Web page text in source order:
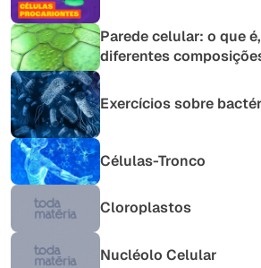
Parede celular: o que
diferentes
Exercícios sobre
Células-Tronco
Cloroplastos
Nucléolo Celular